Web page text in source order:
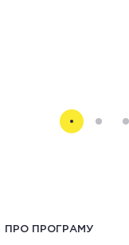
ПРО ПРОГРАМУ